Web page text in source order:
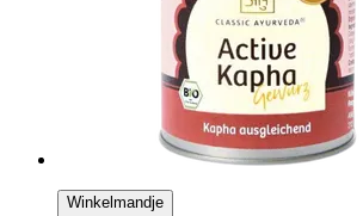
Winkelmandje